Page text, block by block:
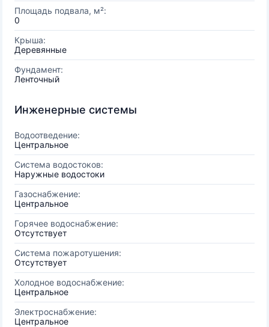
Площадь подвала, м²:
0
Крыша:
Деревянные
Фундамент:
Ленточный
Инженерные системы
Водоотведение:
Центральное
Система водостоков:
Наружные водостоки
Газоснабжение:
Центральное
Горячее водоснабжение:
Отсутствует
Система пожаротушения:
Отсутствует
Холодное водоснабжение:
Центральное
Электроснабжение:
Центральное